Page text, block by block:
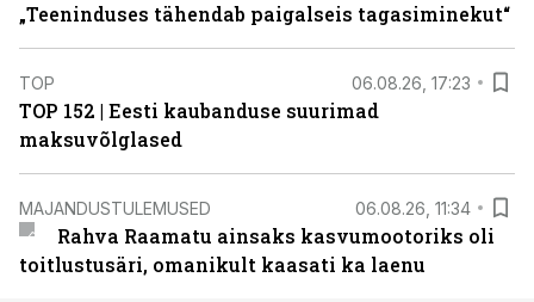
„Teeninduses tähendab paigalseis tagasiminekut“
TOP 06.08.26, 17:23
TOP 152 | Eesti kaubanduse suurimad
maksuvõlglased
MAJANDUSTULEMUSED 06.08.26, 11:34
Rahva Raamatu ainsaks kasvumootoriks oli
toitlustusäri, omanikult kaasati ka laenu